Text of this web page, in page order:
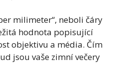
milimeter“, neboli čáry
hodnota popisující
objektivu a média. Čím
jsou vaše zimní večery